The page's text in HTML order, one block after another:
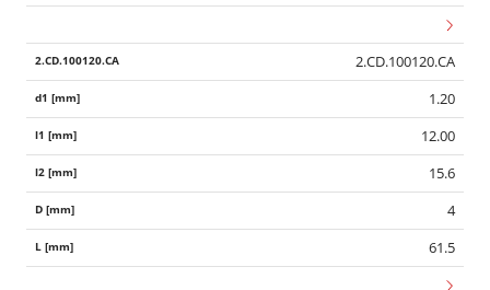
2.CD.100120.CA
1.20
12.00
15.6
4
61.5